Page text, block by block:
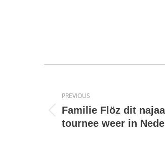
navigation
PREVIOUS
Previous
post:
Familie Flöz dit
tournee weer in